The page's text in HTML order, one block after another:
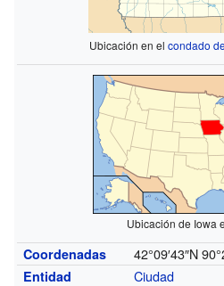
Ubicación en elcondado
Ubicación de Iowa
Coordenadas 42°09′43″N
Entidad
Ciudad